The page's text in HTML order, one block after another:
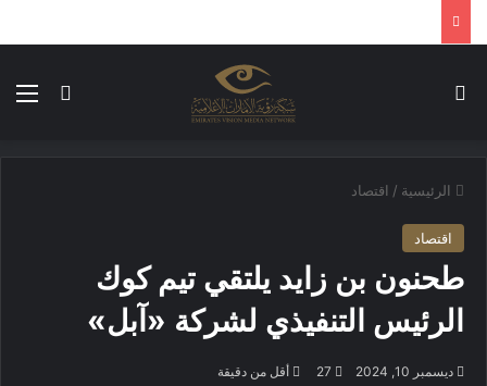
الوضع
الرئيسية / اقتصاد
اقتصاد
طحنون بن زايد يلتقي تيم كوك
الرئيس التنفيذي لشركة «آبل»
ديسمبر 10, 2024 27 أقل من دقيقة